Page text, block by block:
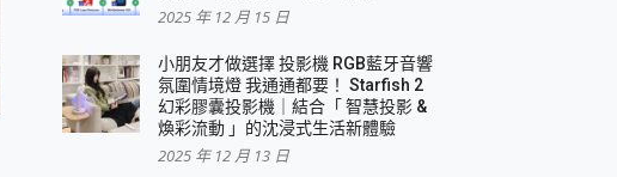
2025 年 12 月 15 日
小朋友才做選擇 投影機 RGB藍牙音響
氛圍情境燈 我通通都要！ Starfish 2
幻彩膠囊投影機｜結合「 智慧投影 &
煥彩流動 」的沈浸式生活新體驗
2025 年 12 月 13 日